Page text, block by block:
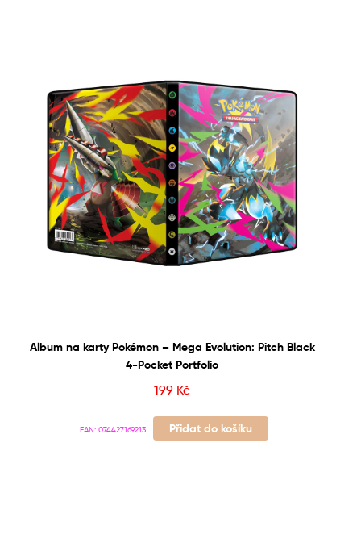
Album na karty Pokémon – Mega Evolution: Pitch Black
4-Pocket Portfolio
199 Kč
EAN: 074427169213 Přidat do košíku